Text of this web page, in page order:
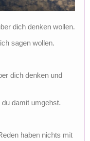
dich denken wollen.
sagen wollen.
dich denken und
damit umgehst.
haben nichts mit